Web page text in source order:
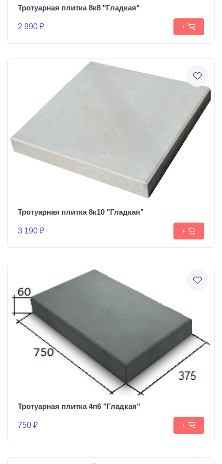
Тротуарная плитка 8к8 "Гладкая"
2 990 ₽ +
Тротуарная плитка 8к10 "Гладкая"
3 190 ₽ +
Тротуарная плитка 4п6 "Гладкая"
750 ₽ +